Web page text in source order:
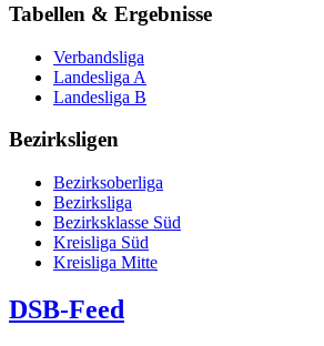
Tabellen & Ergebnisse
Verbandsliga
Landesliga A
Landesliga B
Bezirksligen
Bezirksoberliga
Bezirksliga
Bezirksklasse Süd
Kreisliga Süd
Kreisliga Mitte
DSB-Feed